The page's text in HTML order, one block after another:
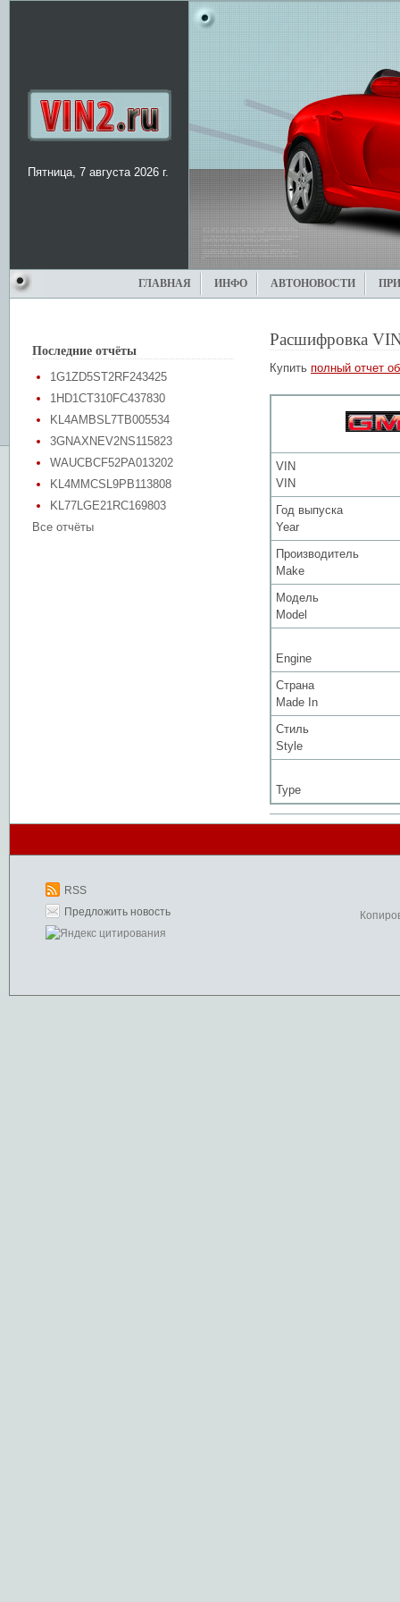
Пятница, 7 августа 2026 г.
ГЛАВНАЯ ИНФО АВТОНОВОСТИ
Последние отчёты
1G1ZD5ST2RF243425
1HD1CT310FC437830
KL4AMBSL7TB005534
3GNAXNEV2NS115823
WAUCBCF52PA013202
KL4MMCSL9PB113808
KL77LGE21RC169803
Все отчёты
Расшифровка
Купить полный отчет
VIN
VIN
Год выпуска
Year
Производитель
Make
Модель
Model
Engine
Страна
Made In
Стиль
Style
Type
RSS
Предложить новость